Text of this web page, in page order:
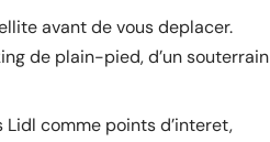
avant de vous deplacer.
de plain-pied, d’un souterrain
comme points d’interet,